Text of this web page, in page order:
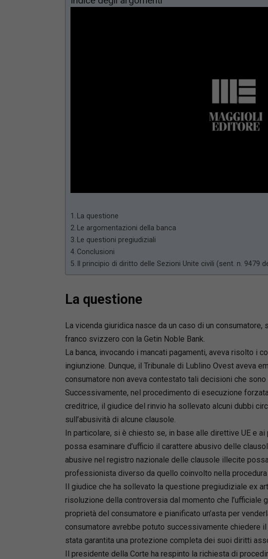
66.17%
La questione
Le argomentazioni della banca
Le questioni pregiudiziali
Conclusioni
Il principio di diritto delle Sezioni Unite civili (sent. n. 9479
La questione
La vicenda giuridica nasce da un caso di un
franco svizzero con la Getin Noble Bank.
La banca, invocando i mancati pagamenti, aveva risolto i
ingiunzione. Dunque, il Tribunale di Lublino Ovest aveva
consumatore non aveva contestato tali decisioni che
Successivamente, nel procedimento di esecuzione
creditrice, il giudice del rinvio ha sollevato alcuni dubbi
sull’abusività di alcune clausole.
In particolare, si è chiesto se, in base alle direttive UE e
possa esaminare d’ufficio il carattere abusivo delle
abusive nel registro nazionale delle clausole illecite
professionista diverso da quello coinvolto nella
Il giudice che ha sollevato la questione pregiudiziale ex
risoluzione della controversia dal momento che l’ufficiale
proprietà del consumatore e pianificato un’asta per
consumatore avrebbe potuto successivamente chiedere
stata garantita una protezione completa dei suoi diritti
Il presidente della Corte ha respinto la richiesta di